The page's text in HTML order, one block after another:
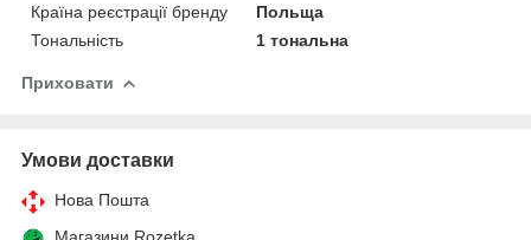
Країна реєстрації бренду
Польща
Тональність
1 тональна
Приховати
Умови доставки
Нова Пошта
Магазини Rozetka